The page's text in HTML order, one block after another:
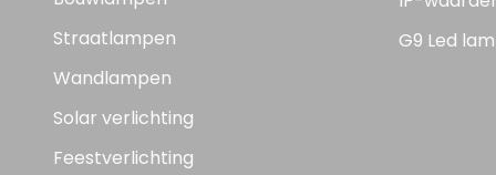
Straatlampen
Wandlampen
Solar verlichting
Feestverlichting
G9 Led